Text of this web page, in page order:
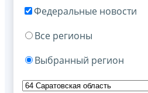
Федеральные новости
Все регионы
Выбранный регион